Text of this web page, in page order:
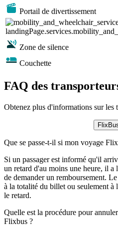
Portail de divertissement
Zone de silence
Couchette
FAQ des
Obtenez plus d'informations sur les
Que se passe-t-il si mon voyage
Si un passager est informé qu'il
un retard d'au moins une heure, il
de demander un remboursement.
à la totalité du billet ou seulement à
le retard.
Quelle est la procédure pour
Flixbus ?